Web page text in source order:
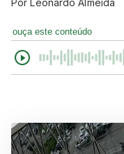
PorLeonardo Almeida
ouça este conteúdo